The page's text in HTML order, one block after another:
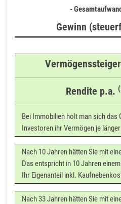
-
Gewinn
Rendite p.a.
Bei Immobilien holt man sich
Investoren ihr Vermögen je
Nach 10 Jahren hätten Sie mit
Das entspricht in 10 Jahren
Ihr Eigenanteil inkl.
Nach 33 Jahren hätten Sie mit